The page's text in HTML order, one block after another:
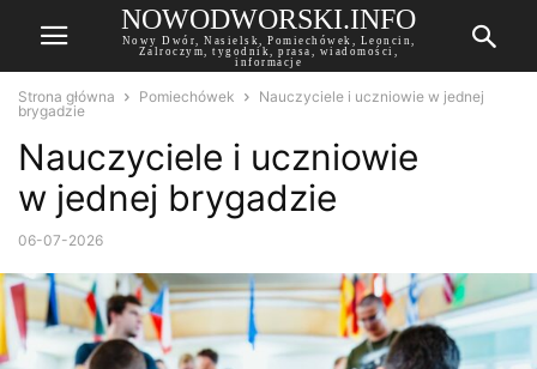
NOWODWORSKI.INFO
Nowy Dwór, Nasielsk, Pomiechówek, Leoncin,
Zalroczym, tygodnik, prasa, wiadomości,
informacje
Strona główna Pomiechówek
Nauczyciele i uczniowie w jednej
brygadzie
Nauczyciele i uczniowie
w jednej brygadzie
06-07-2026